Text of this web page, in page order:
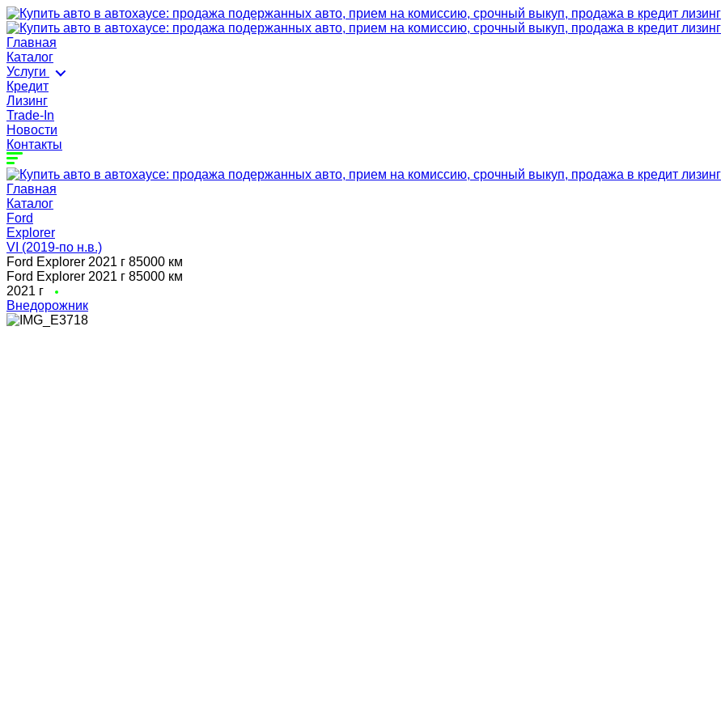
Главная
Каталог
Услуги
Кредит
Лизинг
Trade-In
Новости
Контакты
Главная
Каталог
Ford
Explorer
VI (2019-по н.в.)
Ford Explorer 2021 г 85000 км
Ford Explorer 2021 г 85000 км
2021 г
Внедорожник